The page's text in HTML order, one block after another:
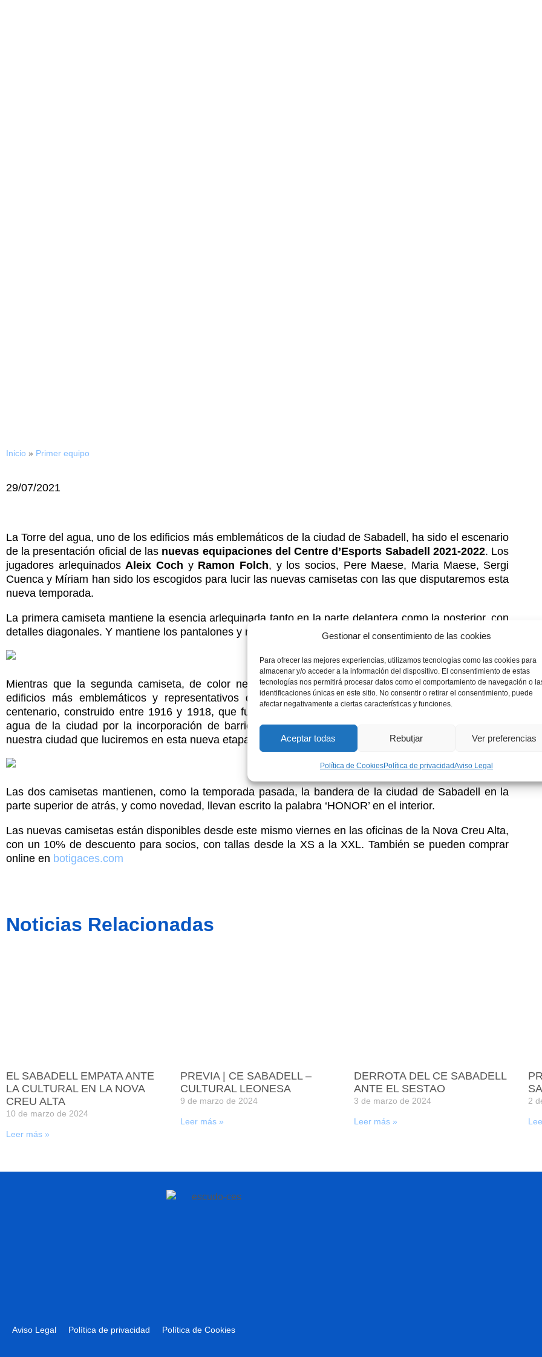
Gestionar el consentimiento de las cookies
Para ofrecer las mejores experiencias, utilizamos tecnologías como las cookies para
almacenar y/o acceder a la información del dispositivo. El consentimiento de estas
tecnologías nos permitirá procesar datos como el comportamiento de navegación o
identificaciones únicas en este sitio. No consentir o retirar el consentimiento, puede
afectar negativamente a ciertas características y funciones.
Aceptar todas Rebutjar Ver preferencias
Política de CookiesPolítica de privacidadAviso Legal
Inicio » Primer equipo
29/07/2021
La Torre del agua, uno de los edificios más emblemáticos de la ciudad de Sabadell, ha sido el escenario
de la presentación oficial de las nuevas equipaciones del Centre d’Esports Sabadell 2021-2022. Los
jugadores arlequinados Aleix Coch y Ramon Folch, y los socios, Pere Maese, Maria Maese, Sergi
Cuenca y Míriam han sido los escogidos para lucir las nuevas camisetas con las que disputaremos esta
nueva temporada.
La primera camiseta mantiene la esencia arlequinada tanto en la parte delantera como la posterior, con
detalles diagonales. Y mantiene los pantalones y medias azules.
Mientras que la segunda camiseta, de color negro y naranja, cuenta con la silueta de uno de los
edificios más emblemáticos y representativos de nuestra ciudad, laTorre del agua. Un edificio
centenario, construido entre 1916 y 1918, que fue utilizado como depósito para resolver el déficit de
agua de la ciudad por la incorporación de barrio de la Creu Alta. Todo un símbolo identificado con
nuestra ciudad que luciremos en esta nueva etapa en la Primera RFEF.
Las dos camisetas mantienen, como la temporada pasada, la bandera de la ciudad de Sabadell en la
parte superior de atrás, y como novedad, llevan escrito la palabra ‘HONOR’ en el interior.
Las nuevas camisetas están disponibles desde este mismo viernes en las oficinas de la Nova Creu Alta,
con un 10% de descuento para socios, con tallas desde la XS a la XXL. También se pueden comprar
online en botigaces.com
Noticias Relacionadas
EL SABADELL EMPATA ANTE
LA CULTURAL EN LA NOVA
CREU ALTA
10 de marzo de 2024
Leer más »
PREVIA | CE SABADELL –
CULTURAL LEONESA
9 de marzo de 2024
Leer más »
DERROTA DEL CE SABADELL
ANTE EL SESTAO
3 de marzo de 2024
Leer más »
2
Aviso Legal Política de privacidad Política de Cookies